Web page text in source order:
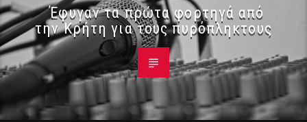
Έφυγαν τα πρώτα φορτηγά από
την Κρήτη για τους πυρόπληκτους